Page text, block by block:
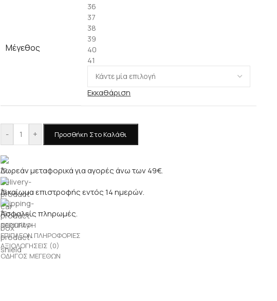
Μέγεθος
36
37
38
39
40
41
Εκκαθάριση
- + Προσθήκη Στο Καλάθι
Δωρεάν μεταφορικά για αγορές άνω των 49€.
Δικαίωμα επιστροφής εντός 14 ημερών.
Ασφαλείς πληρωμές.
ΠΕΡΙΓΡΑΦΉ
ΕΠΙΠΛΈΟΝ ΠΛΗΡΟΦΟΡΊΕΣ
ΑΞΙΟΛΟΓΉΣΕΙΣ (0)
ΟΔΗΓΌΣ ΜΕΓΕΘΏΝ